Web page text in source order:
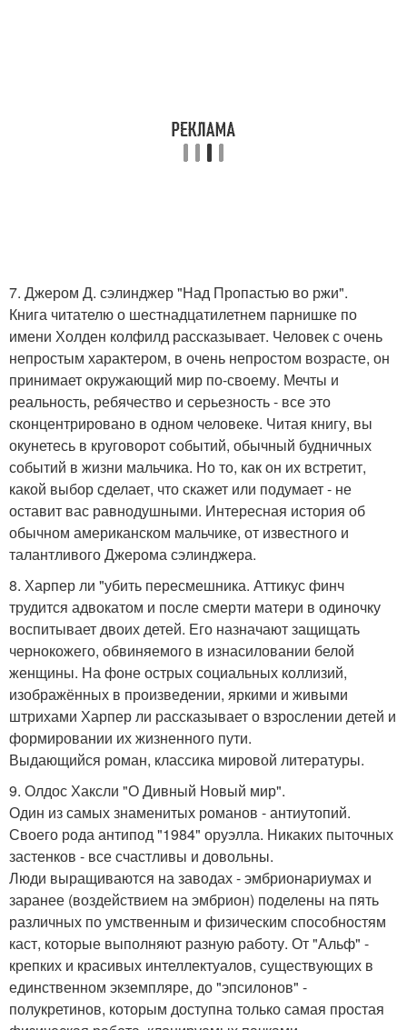
7. Джером Д. сэлинджер "Над Пропастью во ржи".
Книга читателю о шестнадцатилетнем парнишке по
имени Холден колфилд рассказывает. Человек с очень
непростым характером, в очень непростом возрасте, он
принимает окружающий мир по-своему. Мечты и
реальность, ребячество и серьезность - все это
сконцентрировано в одном человеке. Читая книгу, вы
окунетесь в круговорот событий, обычный будничных
событий в жизни мальчика. Но то, как он их встретит,
какой выбор сделает, что скажет или подумает - не
оставит вас равнодушными. Интересная история об
обычном американском мальчике, от известного и
талантливого Джерома сэлинджера.
8. Харпер ли "убить пересмешника. Аттикус финч
трудится адвокатом и после смерти матери в одиночку
воспитывает двоих детей. Его назначают защищать
чернокожего, обвиняемого в изнасиловании белой
женщины. На фоне острых социальных коллизий,
изображённых в произведении, яркими и живыми
штрихами Харпер ли рассказывает о взрослении детей и
формировании их жизненного пути.
Выдающийся роман, классика мировой литературы.
9. Олдос Хаксли "О Дивный Новый мир".
Один из самых знаменитых романов - антиутопий.
Своего рода антипод "1984" оруэлла. Никаких пыточных
застенков - все счастливы и довольны.
Люди выращиваются на заводах - эмбрионариумах и
заранее (воздействием на эмбрион) поделены на пять
различных по умственным и физическим способностям
каст, которые выполняют разную работу. От "Альф" -
крепких и красивых интеллектуалов, существующих в
единственном экземпляре, до "эпсилонов" -
полукретинов, которым доступна только самая простая